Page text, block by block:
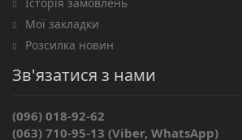
Мої закладки
Розсилка новин
Зв'язатися з нами
(096) 018-92-62
(063) 710-95-13 (Viber, WhatsApp)